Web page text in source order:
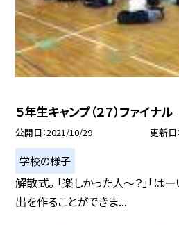
５年生キャンプ（２７）ファイナル
公開日 2021/10/29 更新日
学校の様子
解散式。 「楽しかった人〜？」「は
出を作ることができま...